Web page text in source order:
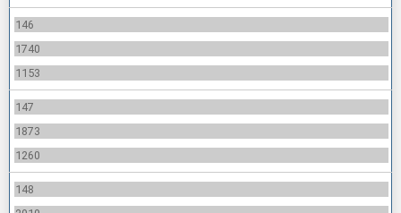
146
1740
1153
147
1873
1260
148